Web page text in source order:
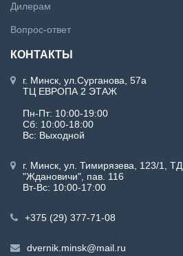
Дилерам
Вопрос-ответ
КОНТАКТЫ
г. Минск, ул.Сурганова, 57а
ТЦ ЕВРОПА 2 ЭТАЖ
Пн-Пт: 10:00-19:00
Сб: 10:00-18:00
Вс: Выходной
г. Минск, ул. Тимирязева, 123/1, ТД
"Ждановичи", пав. 116
Вт-Вс: 10:00-17:00
+375 (29) 377-71-08
dvernik.minsk@mail.ru